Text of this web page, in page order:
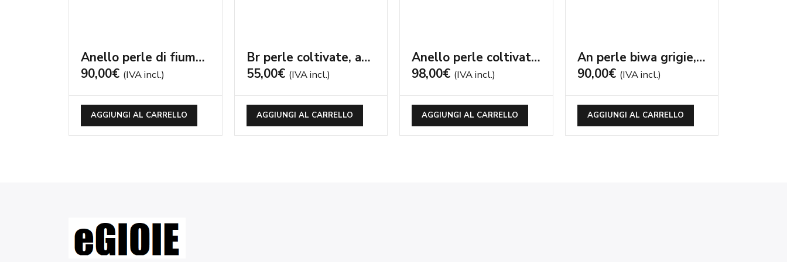
Anello perle coltivate multicolor
98,00€ (IVA incl.)
AGGIUNGI AL CARRELLO
An perle biwa grigie, bamboo rosa – cod:AN245
90,00€ (IVA incl.)
AGGIUNGI AL CARRELLO